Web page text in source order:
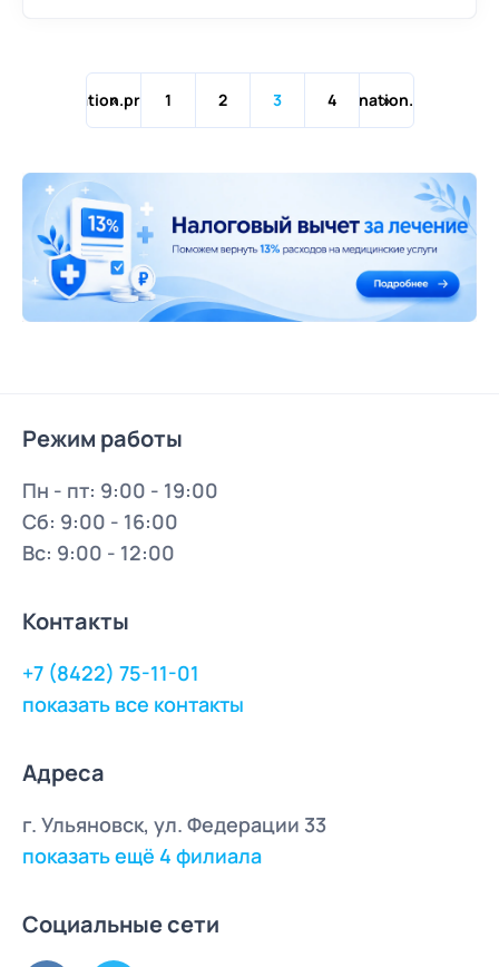
pagination.previous
1 2 3 4
pagination.next
Режим работы
Пн - пт: 9:00 - 19:00
Сб: 9:00 - 16:00
Вс: 9:00 - 12:00
Контакты
+7 (8422) 75-11-01
показать все контакты
Адреса
г. Ульяновск, ул. Федерации 33
показать ещё 4 филиала
Социальные сети